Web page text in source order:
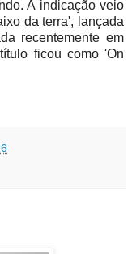
A indicação veio
da terra', lançada
recentemente em
ficou como 'On